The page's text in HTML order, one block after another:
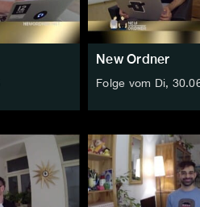
New Ordner
Folge vom Di,